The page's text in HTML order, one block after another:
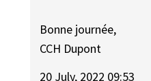
Bonne journée,
CCH Dupont
20 July, 2022 09:53